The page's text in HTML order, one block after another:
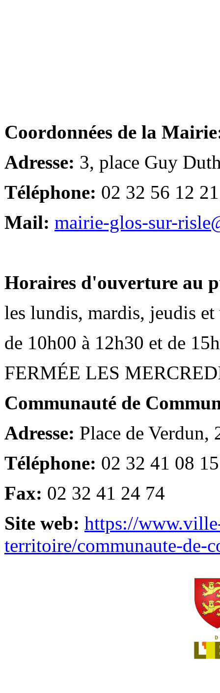
Coordonnées de la
Adresse: 3, place Guy
Téléphone: 02 32 56 12 21
Mail: mairie-glos-sur-
Horaires d'ouverture au
les lundis, mardis, jeudis et
de 10h00 à 12h30 et de
FERMÉE LES
Communauté de
Adresse: Place de Verdun,
Téléphone: 02 32 41 08 15
Fax: 02 32 41 24 74
Site web: https://
territoire/communaute-de-